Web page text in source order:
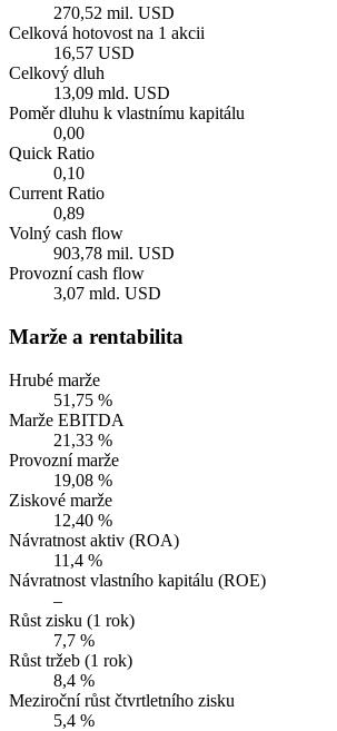
270,52 mil. USD
Celková hotovost na 1 akcii
16,57 USD
Celkový dluh
13,09 mld. USD
Poměr dluhu k vlastnímu kapitálu
0,00
Quick Ratio
0,10
Current Ratio
0,89
Volný cash flow
903,78 mil. USD
Provozní cash flow
3,07 mld. USD
Marže a rentabilita
Hrubé marže
51,75 %
Marže EBITDA
21,33 %
Provozní marže
19,08 %
Ziskové marže
12,40 %
Návratnost aktiv (ROA)
11,4 %
Návratnost vlastního kapitálu (ROE)
–
Růst zisku (1 rok)
7,7 %
Růst tržeb (1 rok)
8,4 %
Meziroční růst čtvrtletního zisku
5,4 %